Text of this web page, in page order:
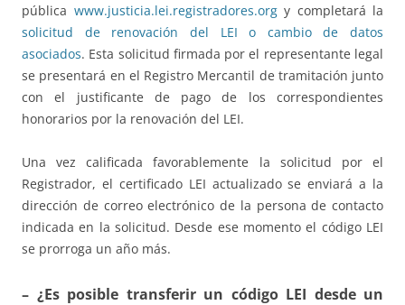
pública www.justicia.lei.registradores.orgy completará la
solicitud de renovación del LEI o cambio de datos
asociados. Esta solicitud firmada por el representante legal
se presentará en el Registro Mercantil de tramitación junto
con el justificante de pago de los correspondientes
honorarios por la renovación del LEI.
Una vez calificada favorablemente la solicitud por el
Registrador, el certificado LEI actualizado se enviará a la
dirección de correo electrónico de la persona de contacto
indicada en la solicitud. Desde ese momento el código LEI
se prorroga un año más.
– ¿Es posible transferir un código LEI desde un